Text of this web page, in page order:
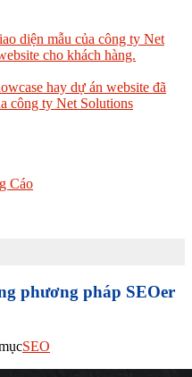
diện mẫu của công ty Net
cho khách hàng.
hay dự án website đã
công ty Net Solutions
Cáo
phương pháp SEOer
SEO